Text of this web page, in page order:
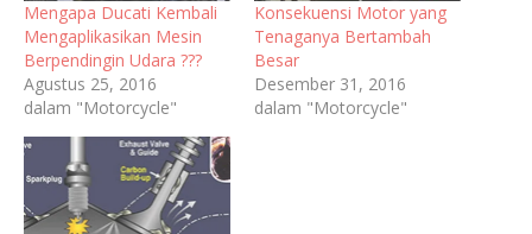
Mengapa Ducati Kembali
Mengaplikasikan Mesin
Berpendingin Udara ???
Agustus 25, 2016
dalam "Motorcycle"
Konsekuensi Motor yang
Tenaganya Bertambah
Besar
Desember 31, 2016
dalam "Motorcycle"